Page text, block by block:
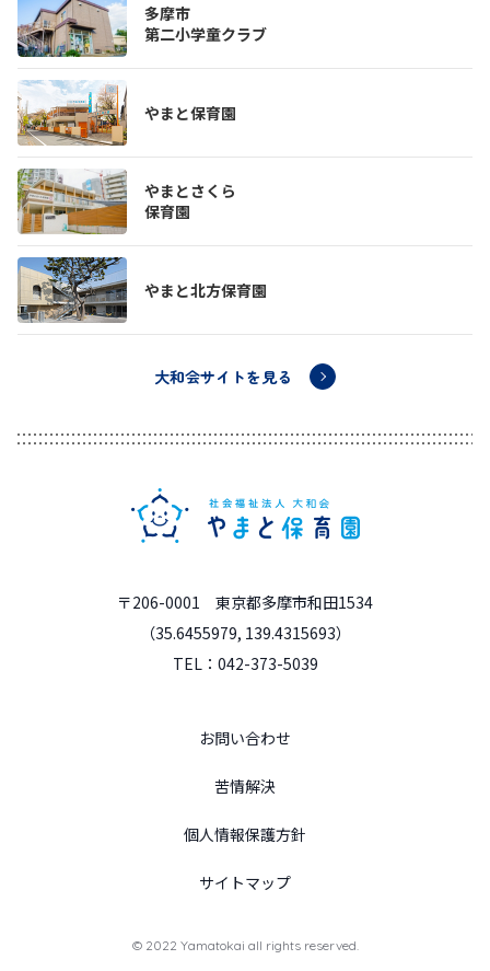
多摩市
第二小学童クラブ
やまと保育園
やまとさくら
保育園
やまと北方保育園
大和会サイトを見る
〒206-0001 東京都多摩市和田1534
（35.6455979, 139.4315693）
TEL：042-373-5039
お問い合わせ
苦情解決
個人情報保護方針
サイトマップ
© 2022 Yamatokai all rights reserved.